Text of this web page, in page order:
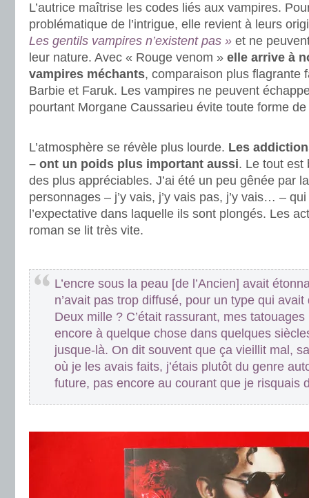
L’autrice maîtrise les codes liés aux vampires.
problématique de l’intrigue, elle revient à leurs
Les gentils vampires n’existent pas » et ne
leur nature. Avec « Rouge venom » elle arrive à
vampires méchants, comparaison plus flagrante
Barbie et Faruk. Les vampires ne peuvent
pourtant Morgane Caussarieu évite toute forme
L’atmosphère se révèle plus lourde. Les
– ont un poids plus important aussi. Le tout est
des plus appréciables. J’ai été un peu gênée par
personnages – j’y vais, j’y vais pas, j’y vais… –
l’expectative dans laquelle ils sont plongés. Les
roman se lit très vite.
L’encre sous la peau [de l’Ancien] avait
n’avait pas trop diffusé, pour un type qui
Deux mille ? C’était rassurant, mes
encore à quelque chose dans quelques
jusque-là. On dit souvent que ça vieillit mal,
où je les avais faits, j’étais plutôt du genre
future, pas encore au courant que je risquais